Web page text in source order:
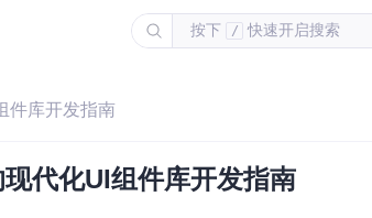
按下 / 快速开启搜索
件库开发指南
代化UI组件库开发指南